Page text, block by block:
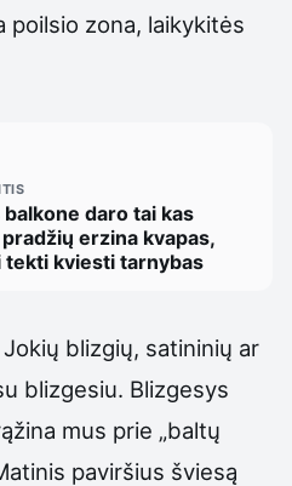
poilsio zona, laikykitės
balkone daro tai kas
erzina kvapas,
tekti kviesti tarnybas
Jokių blizgių, satininių ar
blizgesiu. Blizgesys
mus prie „baltų
paviršius šviesą